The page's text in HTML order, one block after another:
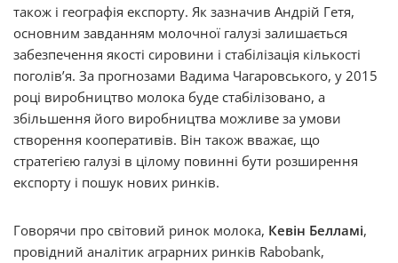
також і географія експорту. Як зазначив Андрій Гетя,
основним завданням молочної галузі залишається
забезпечення якості сировини і стабілізація кількості
поголів’я. За прогнозами Вадима Чагаровського, у 2015
році виробництво молока буде стабілізовано, а
збільшення його виробництва можливе за умови
створення кооперативів. Він також вважає, що
стратегією галузі в цілому повинні бути розширення
експорту і пошук нових ринків.
Говорячи про світовий ринок молока, Кевін Белламі,
провідний аналітик аграрних ринків Rabobank,